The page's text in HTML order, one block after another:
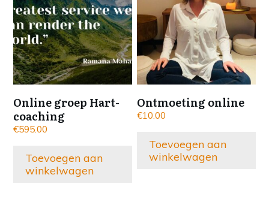
Online groep Hart-
coaching
€595.00
Toevoegen aan
winkelwagen
Ontmoeting online
€10.00
Toevoegen aan
winkelwagen